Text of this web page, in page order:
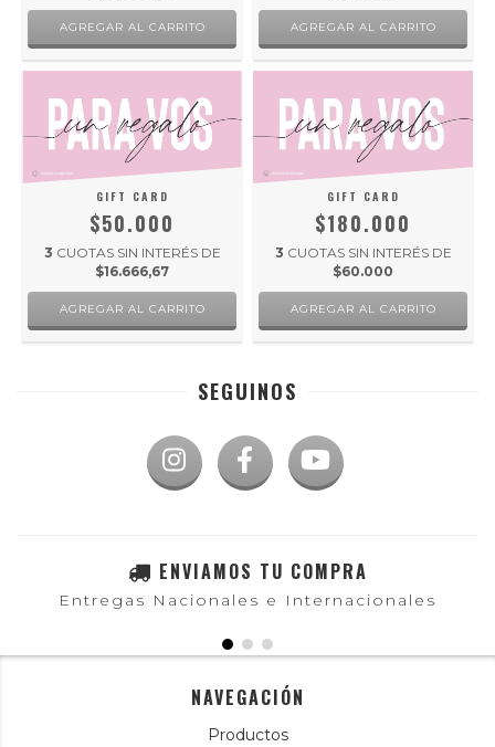
GIFT CARD
$50.000
3 CUOTAS SIN INTERÉS DE
$16.666,67
GIFT CARD
$180.000
3 CUOTAS SIN INTERÉS DE
$60.000
SEGUINOS
ENVIAMOS TU COMPRA
Entregas Nacionales e Internacionales
NAVEGACIÓN
Productos